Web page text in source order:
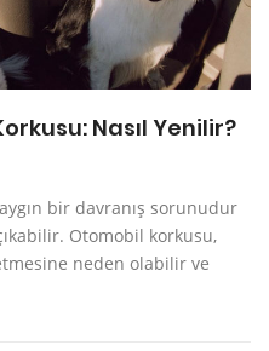
Nasıl Yenilir?
bir davranış sorunudur
Otomobil korkusu,
neden olabilir ve